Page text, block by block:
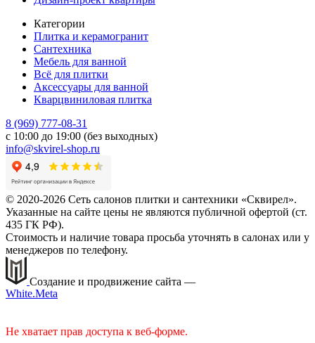
Категории
Плитка и керамогранит
Сантехника
Мебель для ванной
Всё для плитки
Аксессуары для ванной
Кварцвиниловая плитка
8 (969) 777-08-31
с 10:00 до 19:00 (без выходных)
info@skvirel-shop.ru
© 2020-2026 Сеть салонов плитки и сантехники «Сквирел».
Указанные на сайте цены не являются публичной офертой (ст.
435 ГК РФ).
Стоимость и наличие товара просьба уточнять в салонах или у
менеджеров по телефону.
Создание и продвижение сайта —
White.Meta
Не хватает прав доступа к веб-форме.